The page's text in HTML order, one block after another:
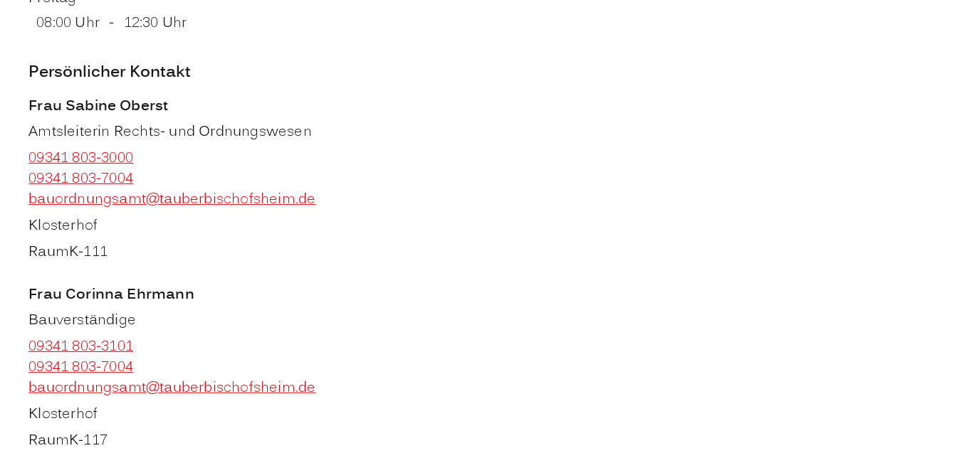
08:00 Uhr - 12:30 Uhr
Persönlicher Kontakt
Frau Sabine Oberst
Amtsleiterin Rechts- und Ordnungswesen
09341 803-3000
09341 803-7004
bauordnungsamt@tauberbischofsheim.de
Klosterhof
RaumK-111
Frau Corinna Ehrmann
Bauverständige
09341 803-3101
09341 803-7004
bauordnungsamt@tauberbischofsheim.de
Klosterhof
RaumK-117